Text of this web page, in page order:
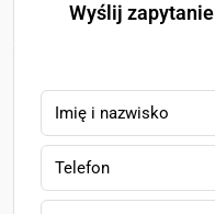
Wyślij zapytanie